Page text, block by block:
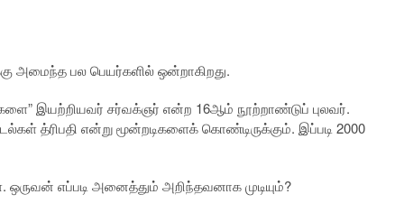
அமைந்த பல பெயர்களில் ஒன்றாகிறது.
இயற்றியவர் சர்வக்ஞர் என்ற 16ஆம் நூற்றாண்டுப் புலவர்.
த்ரிபதி என்று மூன்றடிகளைக் கொண்டிருக்கும். இப்படி 2000
எப்படி அனைத்தும் அறிந்தவனாக முடியும்?